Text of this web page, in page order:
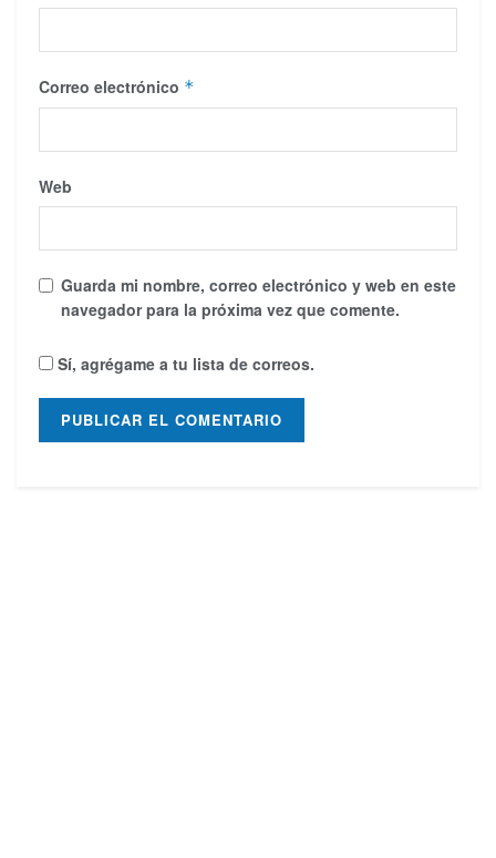
Correo electrónico *
Web
Guarda mi nombre, correo electrónico y web en este
navegador para la próxima vez que comente.
Sí, agrégame a tu lista de correos.